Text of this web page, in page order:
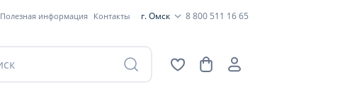
Полезная информация Контакты г. Омск 8 800 511 16 65